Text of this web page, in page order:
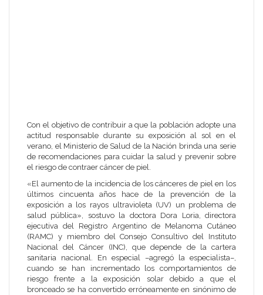
Con el objetivo de contribuir a que la población adopte una
actitud responsable durante su exposición al sol en el
verano, el Ministerio de Salud de la Nación brinda una serie
de recomendaciones para cuidar la salud y prevenir sobre
el riesgo de contraer cáncer de piel.
«El aumento de la incidencia de los cánceres de piel en los
últimos cincuenta años hace de la prevención de la
exposición a los rayos ultravioleta (UV) un problema de
salud pública», sostuvo la doctora Dora Loria, directora
ejecutiva del Registro Argentino de Melanoma Cutáneo
(RAMC) y miembro del Consejo Consultivo del Instituto
Nacional del Cáncer (INC), que depende de la cartera
sanitaria nacional. En especial –agregó la especialista–,
cuando se han incrementado los comportamientos de
riesgo frente a la exposición solar debido a que el
bronceado se ha convertido erróneamente en sinónimo de